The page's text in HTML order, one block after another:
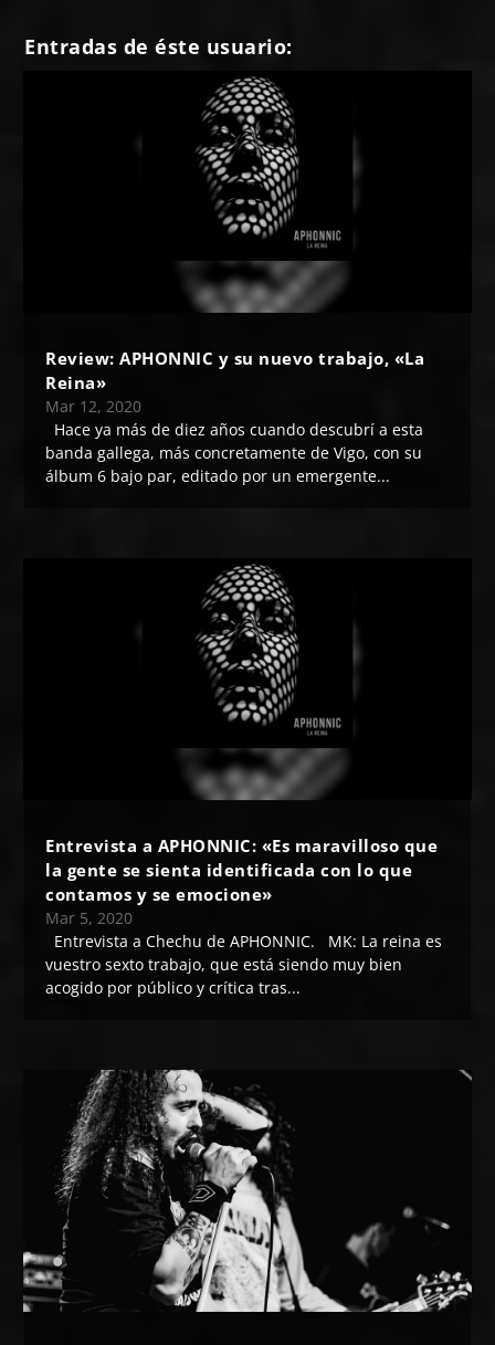
Entradas de éste usuario:
Review: APHONNIC y su nuevo trabajo, «La
Reina»
Mar 12, 2020
Hace ya más de diez años cuando descubrí a esta
banda gallega, más concretamente de Vigo, con su
álbum 6 bajo par, editado por un emergente...
Entrevista a APHONNIC: «Es maravilloso que
la gente se sienta identificada con lo que
contamos y se emocione»
Mar 5, 2020
Entrevista a Chechu de APHONNIC. MK: La reina es
vuestro sexto trabajo, que está siendo muy bien
acogido por público y crítica tras...